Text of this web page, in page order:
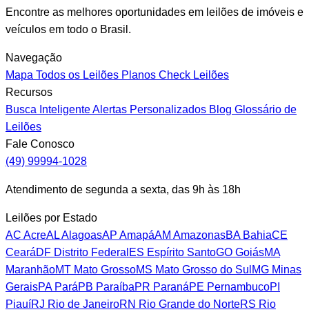
Encontre as melhores oportunidades em leilões de imóveis e
veículos em todo o Brasil.
Navegação
Mapa Todos os Leilões Planos Check Leilões
Recursos
Busca InteligenteAlertas Personalizados Blog Glossário de
Leilões
Fale Conosco
(49) 99994-1028
Atendimento de segunda a sexta, das 9h às 18h
Leilões por Estado
AC AcreALAlagoasAP AmapáAM AmazonasBABahiaCE
CearáDF Distrito Federal ES Espírito SantoGO GoiásMA
MaranhãoMT Mato GrossoMS Mato Grosso do Sul MG Minas
GeraisPAParáPB ParaíbaPR ParanáPE PernambucoPI
PiauíRJ Rio de JaneiroRN Rio Grande do NorteRS Rio